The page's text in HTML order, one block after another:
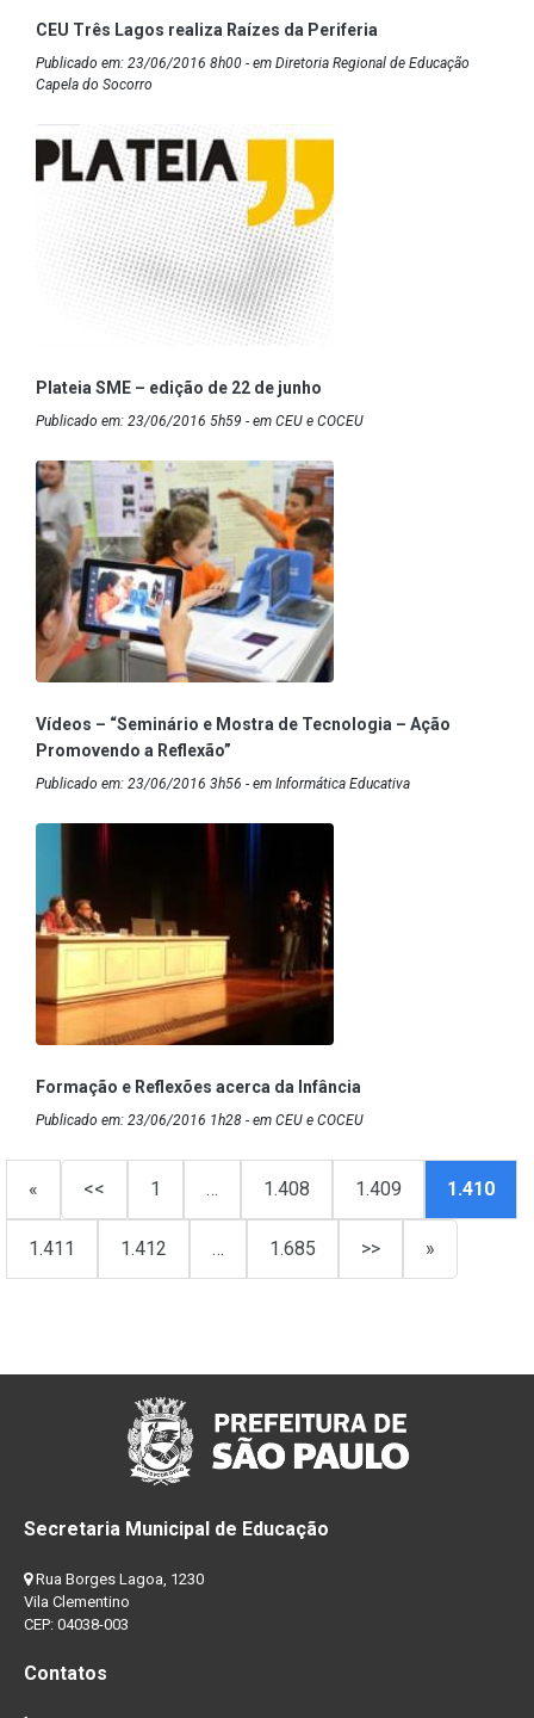
CEU Três Lagos realiza Raízes da Periferia
Publicado em: 23/06/2016 8h00 - em Diretoria Regional de Educação
Capela do Socorro
Plateia SME – edição de 22 de junho
Publicado em: 23/06/2016 5h59 - em CEU e COCEU
Vídeos – “Seminário e Mostra de Tecnologia – Ação
Promovendo a Reflexão”
Publicado em: 23/06/2016 3h56 - em Informática Educativa
Formação e Reflexões acerca da Infância
Publicado em: 23/06/2016 1h28 - em CEU e COCEU
« << 1 … 1.408 1.409 1.410
1.411 1.412 … 1.685 >> »
Secretaria Municipal de Educação
Rua Borges Lagoa, 1230
Vila Clementino
CEP: 04038-003
Contatos